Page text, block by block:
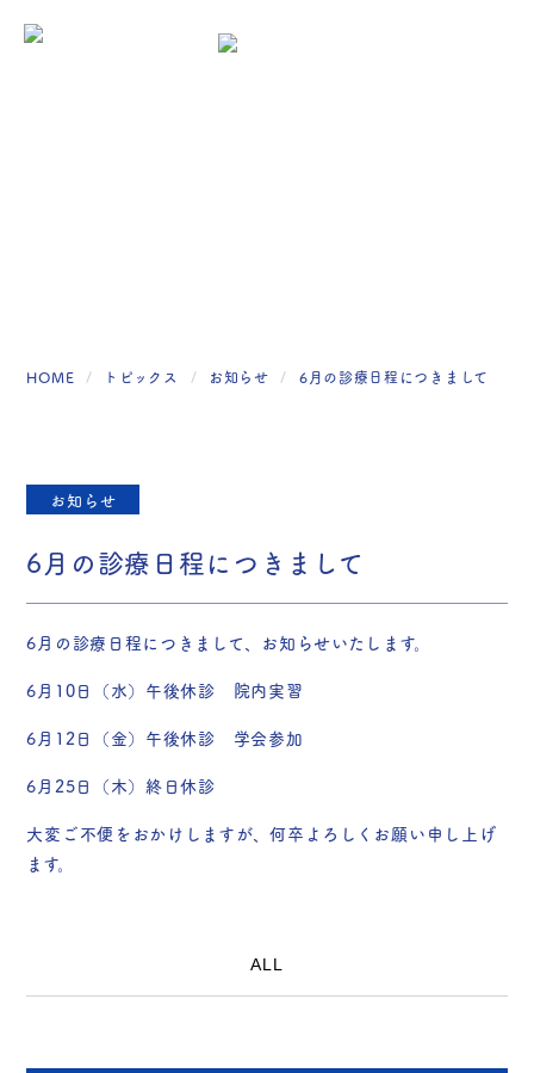
HOME トピックス お知らせ 6月の診療日程につきまして
お知らせ
6月の診療日程につきまして
6月の診療日程につきまして、お知らせいたします。
6月10日（水）午後休診 院内実習
6月12日（金）午後休診 学会参加
6月25日（木）終日休診
大変ご不便をおかけしますが、何卒よろしくお願い申し上げ
ます。
ALL